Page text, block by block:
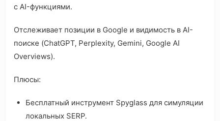
с AI-функциями.
Отслеживает позиции в Google и видимость в AI-
поиске (ChatGPT, Perplexity, Gemini, Google AI
Overviews).
Плюсы:
Бесплатный инструмент Spyglass для симуляции
локальных SERP.